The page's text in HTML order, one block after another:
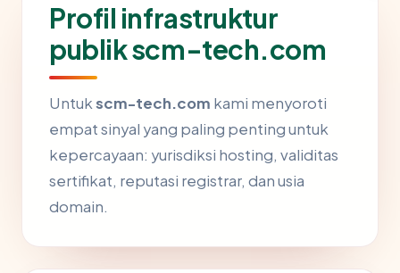
Profil infrastruktur
publik scm-tech.com
Untukscm-tech.com kami menyoroti
empat sinyal yang paling penting untuk
kepercayaan: yurisdiksi hosting, validitas
sertifikat, reputasi registrar, dan usia
domain.